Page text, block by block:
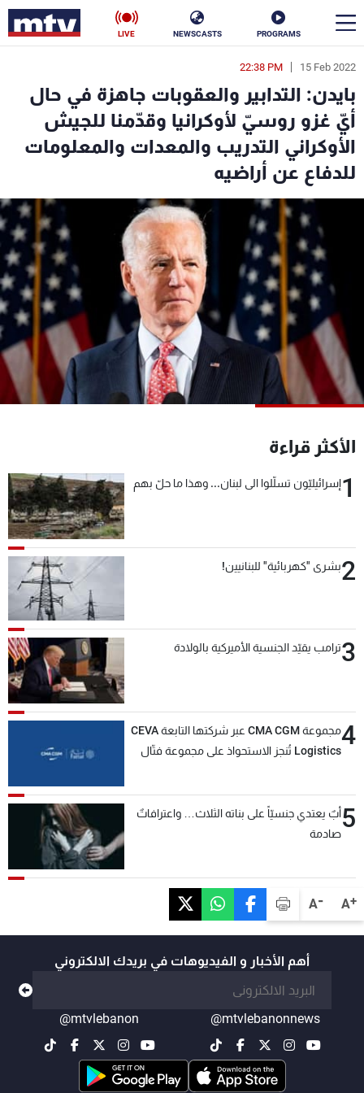
PROGRAMS
NEWSCASTS
LIVE
A+
A-
15 Feb 2022
22:38 PM
بايدن: التدابير والعقوبات جاهزة في حال
أيّ غزو روسيّ لأوكرانيا وقدّمنا للجيش
الأوكراني التدريب والمعدات والمعلومات
للدفاع عن أراضيه
الأكثر قراءة
1إسرائيليّون تسلّلوا الى لبنان... وهذا ما حلّ بهم
2بشرى "كهربائية" للبنانيين!
3ترامب يقيّد الجنسية الأميركية بالولادة
4
مجموعة CMA CGM عبر شركتها التابعة CEVA
Logistics تُنجز الاستحواذ على مجموعة فتّال
5أبٌ يعتدي جنسيّاً على بناته الثلاث… واعترافاتٌ
صادمة
أهم الأخبار و الفيديوهات في بريدك الالكتروني
@mtvlebanonnews
@mtvlebanon
en
الأخبار
سياسة ناس
إقتصاد
منوعات رياضة
كأس العالم
البرامج
جدول البرامج
شاهد البرامج
الترددات
عن MTV
لاعلاناتكم
شروط الإسـتخدام
سياسة الخصوصية